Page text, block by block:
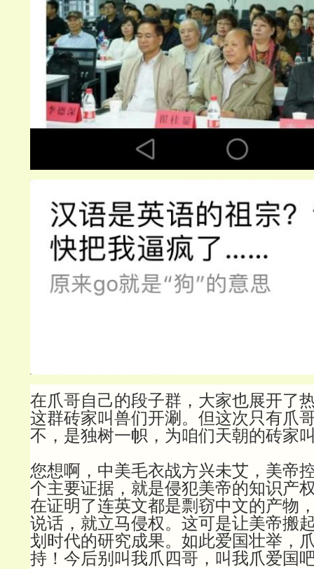
在爪哥自己的段子群，大家也展开了
这群砖家叫兽们开涮。但这次只有爪
不，是独树一帜，为咱们天朝的砖家
您想啊，中美毛衣战方兴未艾，美帝
个主要证据，就是侵犯美帝的知识产
在证明了连英文都是剽窃中文的产物
说话，就立马侵权。这可是让美帝搬
划时代的研究成果。如此爱国壮举，
持！今后别叫我爪四哥，叫我爪爱国